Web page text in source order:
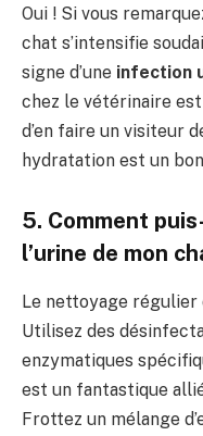
Oui ! Si vous
chat s’intensifie
signe d’une infection
chez le vétérinaire
d’en faire un visiteur
hydratation est un
5. Comment
l’urine de mon
Le nettoyage
Utilisez des
enzymatiques
est un fantastique
Frottez un mélange